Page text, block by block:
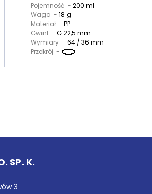
Pojemność - 200 ml
Waga - 18 g
Materiał - PP
Gwint - G 22,5 mm
Wymiary - 64 / 36 mm
Przekrój -
SP. K.
3